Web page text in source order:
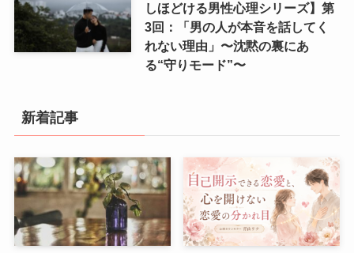
しほどける男性心理シリーズ】第
3回：「男の人が本音を話してく
れない理由」〜沈黙の裏にあ
る“守りモード”〜
新着記事